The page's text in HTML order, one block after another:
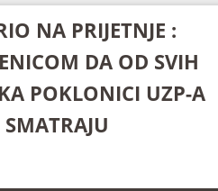
NA PRIJETNJE :
DA OD SVIH
POKLONICI UZP-A